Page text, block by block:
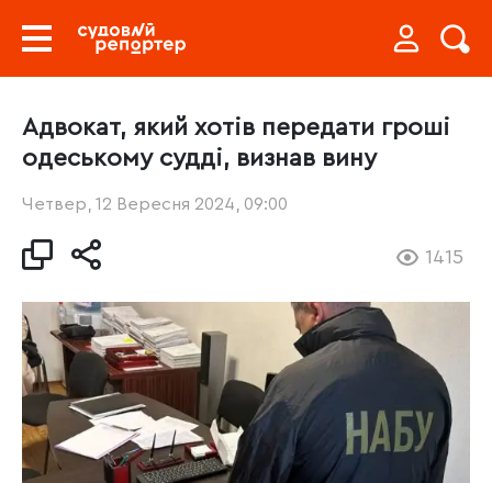
Адвокат, який хотів передати гроші
одеському судді, визнав вину
Четвер, 12 Вересня 2024, 09:00
1415